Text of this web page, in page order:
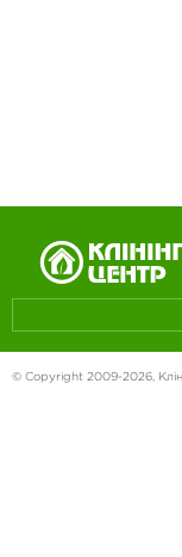
© Copyright 2009-2026,